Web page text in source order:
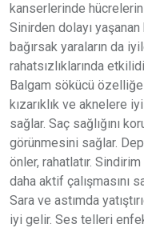
kanserlerinde
Sinirden dolayı
bağırsak yaraların da
rahatsızlıklarında
Balgam sökücü
kızarıklık ve aknelere
sağlar. Saç sağlığını
görünmesini sağlar.
önler, rahatlatır.
daha aktif çalışmasını
Sara ve astımda
iyi gelir. Ses telleri